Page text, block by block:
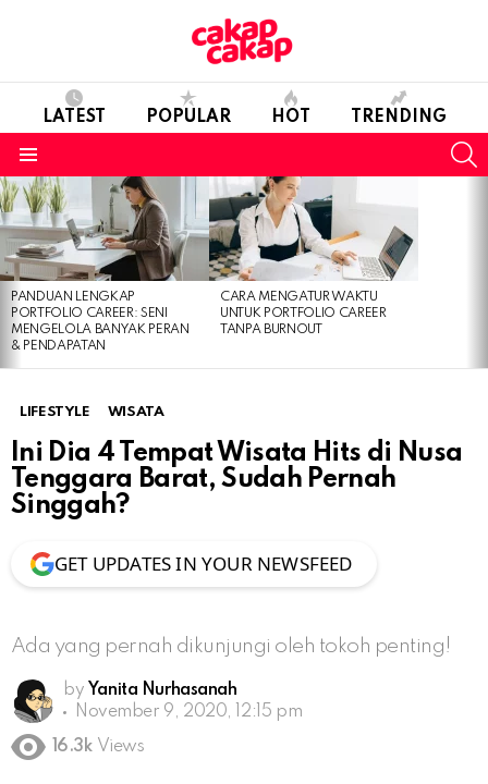
LATEST POPULAR HOT TRENDING
LATEST
STORIES
PANDUAN LENGKAP
PORTFOLIO CAREER: SENI
MENGELOLA BANYAK PERAN
& PENDAPATAN
CARA MENGATUR WAKTU
UNTUK PORTFOLIO CAREER
TANPA BURNOUT
LIFESTYLE WISATA
Ini Dia 4 Tempat Wisata Hits di Nusa
Tenggara Barat, Sudah Pernah
Singgah?
GET UPDATES IN YOUR NEWSFEED
Ada yang pernah dikunjungi oleh tokoh penting!
by Yanita Nurhasanah
November 9, 2020, 12:15 pm
16.3k Views